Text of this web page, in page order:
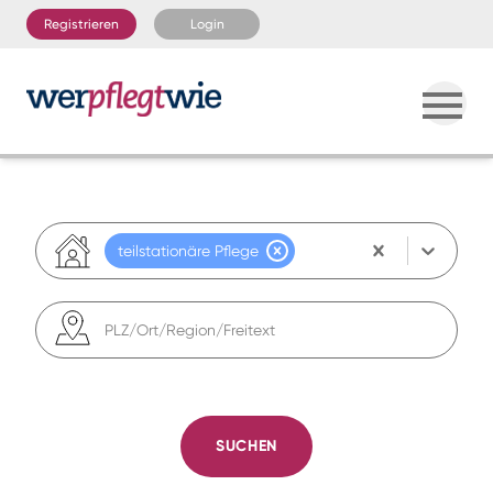
Registrieren Login
teilstationäre Pflege
PLZ/Ort/Region/Freitext
SUCHEN